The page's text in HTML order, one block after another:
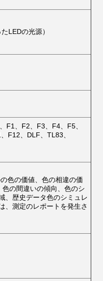
LEDの光源）
F1、F2、F3、F4、F5、
F12、DLF、TL83、
色の価値、色の相違の価
の間違いの傾向、色のシ
、歴史データ色のシミュレ
、測定のレポートを発生さ